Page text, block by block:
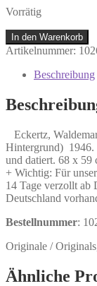
Vorrätig
Eckertz,
Waldemar
1947):
Mann,
Zaun
Hintergrund)
Menge
In den Warenkorb
Artikelnummer:
Beschreibung
Eckertz,
Hintergrund) 1946.
und datiert. 68 x 59
+ Wichtig: Für
14 Tage verzollt ab
Deutschland
Bestellnummer:
Originale /
Ähnliche